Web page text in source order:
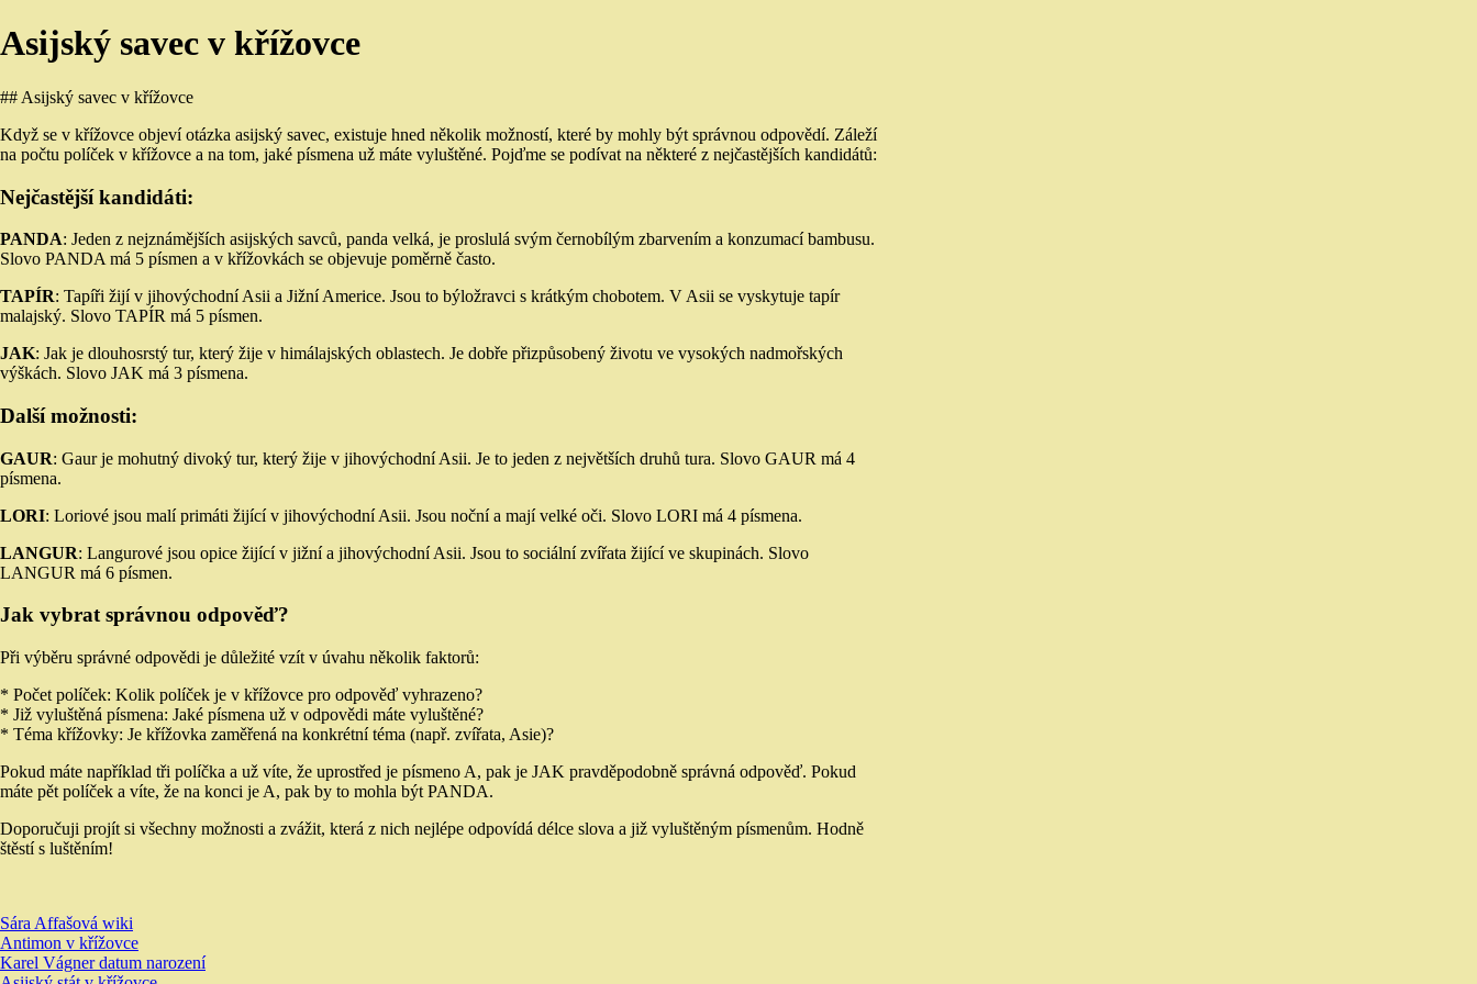
Asijský savec v křížovce
## Asijský savec v křížovce
Když se v křížovce objeví otázka asijský savec, existuje hned několik možností, které by mohly být správnou odpovědí. Záleží
na počtu políček v křížovce a na tom, jaké písmena už máte vyluštěné. Pojďme se podívat na některé z nejčastějších kandidátů:
Nejčastější kandidáti:
PANDA: Jeden z nejznámějších asijských savců, panda velká, je proslulá svým černobílým zbarvením a konzumací bambusu.
Slovo PANDA má 5 písmen a v křížovkách se objevuje poměrně často.
TAPÍR: Tapíři žijí v jihovýchodní Asii a Jižní Americe. Jsou to býložravci s krátkým chobotem. V Asii se vyskytuje tapír
malajský. Slovo TAPÍR má 5 písmen.
JAK: Jak je dlouhosrstý tur, který žije v himálajských oblastech. Je dobře přizpůsobený životu ve vysokých nadmořských
výškách. Slovo JAK má 3 písmena.
Další možnosti:
GAUR: Gaur je mohutný divoký tur, který žije v jihovýchodní Asii. Je to jeden z největších druhů tura. Slovo GAUR má 4
písmena.
LORI: Loriové jsou malí primáti žijící v jihovýchodní Asii. Jsou noční a mají velké oči. Slovo LORI má 4 písmena.
LANGUR: Langurové jsou opice žijící v jižní a jihovýchodní Asii. Jsou to sociální zvířata žijící ve skupinách. Slovo
LANGUR má 6 písmen.
Jak vybrat správnou odpověď?
Při výběru správné odpovědi je důležité vzít v úvahu několik faktorů:
* Počet políček: Kolik políček je v křížovce pro odpověď vyhrazeno?
* Již vyluštěná písmena: Jaké písmena už v odpovědi máte vyluštěné?
* Téma křížovky: Je křížovka zaměřená na konkrétní téma (např. zvířata, Asie)?
Pokud máte například tři políčka a už víte, že uprostřed je písmeno A, pak je JAK pravděpodobně správná odpověď. Pokud
máte pět políček a víte, že na konci je A, pak by to mohla být PANDA.
Doporučuji projít si všechny možnosti a zvážit, která z nich nejlépe odpovídá délce slova a již vyluštěným písmenům. Hodně
štěstí s luštěním!
Sára Affašová wiki
Antimon v křížovce
Karel Vágner datum narození